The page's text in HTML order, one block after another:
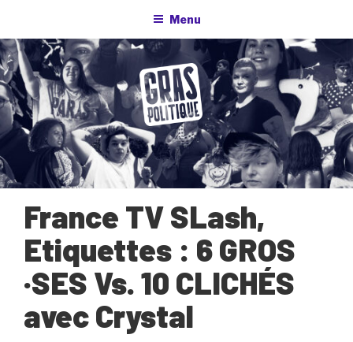
contenu
principal
Menu
France TV SLash,
Etiquettes : 6 GROS
·SES Vs. 10 CLICHÉS
avec Crystal